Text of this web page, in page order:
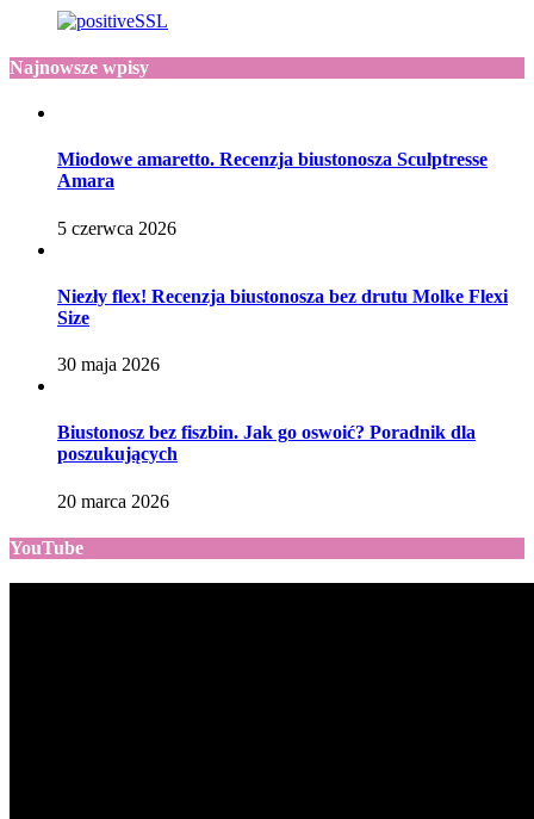
Najnowsze wpisy
Miodowe amaretto. Recenzja biustonosza Sculptresse
Amara
5 czerwca 2026
Niezły flex! Recenzja biustonosza bez drutu Molke Flexi
Size
30 maja 2026
Biustonosz bez fiszbin. Jak go oswoić? Poradnik dla
poszukujących
20 marca 2026
YouTube